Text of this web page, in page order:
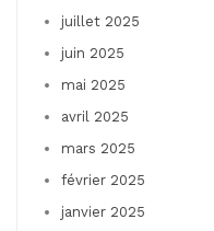
juillet 2025
juin 2025
mai 2025
avril 2025
mars 2025
février 2025
janvier 2025